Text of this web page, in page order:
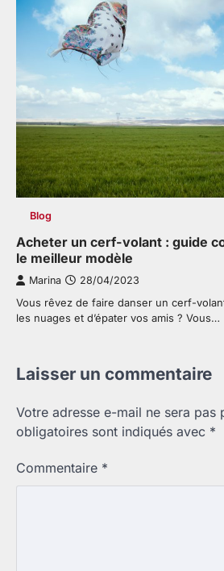
Blog
Acheter un cerf-volant : guide
le meilleur modèle
Marina 28/04/2023
Vous rêvez de faire danser un cerf-
les nuages et d’épater vos amis ? Vous…
Laisser un commentaire
Votre adresse e-mail ne sera pas
obligatoires sont indiqués avec *
Commentaire *